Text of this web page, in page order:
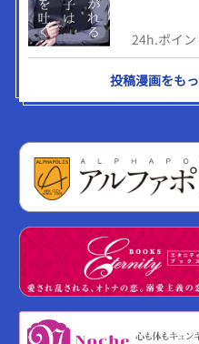
24h.ポイ
投稿漫画をも